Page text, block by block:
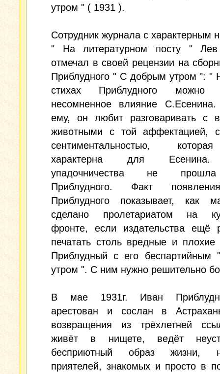
утром " ( 1931 ).
Сотрудник журнала с характерным
" На литературном посту " Лев
отмечал в своей рецензии на
Приблудного " С добрым утром ": "
стихах Приблудного можно
несомненное влияние
ему, он любит разговаривать с
животными с той аффектацией,
сентиментальностью,
характерна для
упадочничества не
Приблудного. Факт
Приблудного показывает, как
сделано пролетариатом на
фронте, если издательства ещё
печатать столь вредные и
Приблудный с его
утром ". С ним нужно решительно
В мае 1931г. Иван
арестован и сослан в
возвращения из трёхлетней
живёт в нищете, ведёт
бесприютный образ жизни,
приятелей, знакомых и просто в